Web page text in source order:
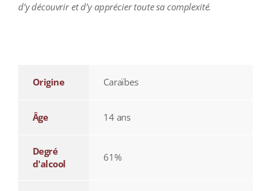
d’y découvrir et d’y apprécier toute sa complexité.
Origine Caraïbes
Âge 14 ans
Degré
d'alcool
61%